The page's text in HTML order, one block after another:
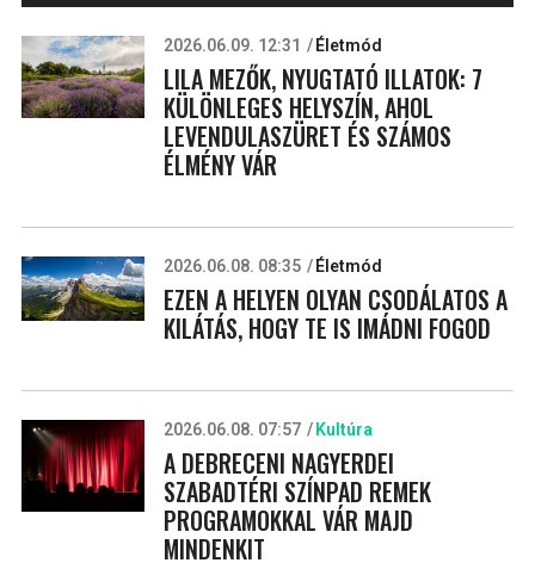
2026.06.09. 12:31 Életmód
LILA MEZŐK, NYUGTATÓ ILLATOK: 7
KÜLÖNLEGES HELYSZÍN, AHOL
LEVENDULASZÜRET ÉS SZÁMOS
ÉLMÉNY VÁR
2026.06.08. 08:35 Életmód
EZEN A HELYEN OLYAN CSODÁLATOS A
KILÁTÁS, HOGY TE IS IMÁDNI FOGOD
2026.06.08. 07:57 Kultúra
A DEBRECENI NAGYERDEI
SZABADTÉRI SZÍNPAD REMEK
PROGRAMOKKAL VÁR MAJD
MINDENKIT